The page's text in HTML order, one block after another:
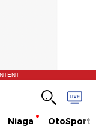
Niaga OtoSport